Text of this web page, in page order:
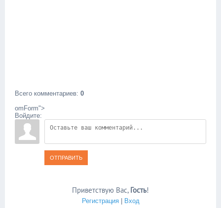
Всего комментариев: 0
omForm">
Войдите:
ОТПРАВИТЬ
Приветствую Вас, Гость!
Регистрация| Вход